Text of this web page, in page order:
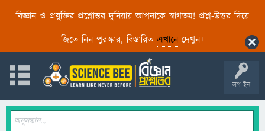
বিজ্ঞান ও প্রযুক্তির প্রশ্নোত্তর দুনিয়ায় আপনাকে স্বাগতম! প্রশ্ন-উত্তর দিয়ে
জিতে নিন পুরস্কার, বিস্তারিত এখানেদেখুন।
লগ ইন